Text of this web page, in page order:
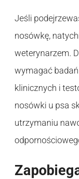
Jeśli
nosówkę,
weterynarzem.
wymagać
klinicznych i
nosówki u psa
utrzymaniu